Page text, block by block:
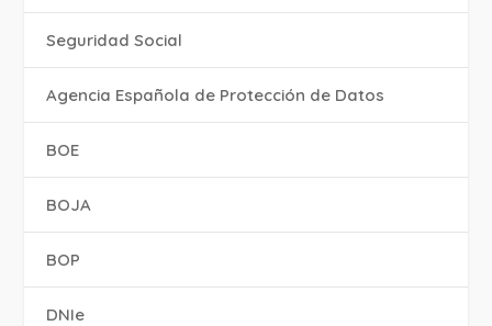
Seguridad Social
Agencia Española de Protección de Datos
BOE
BOJA
BOP
DNIe